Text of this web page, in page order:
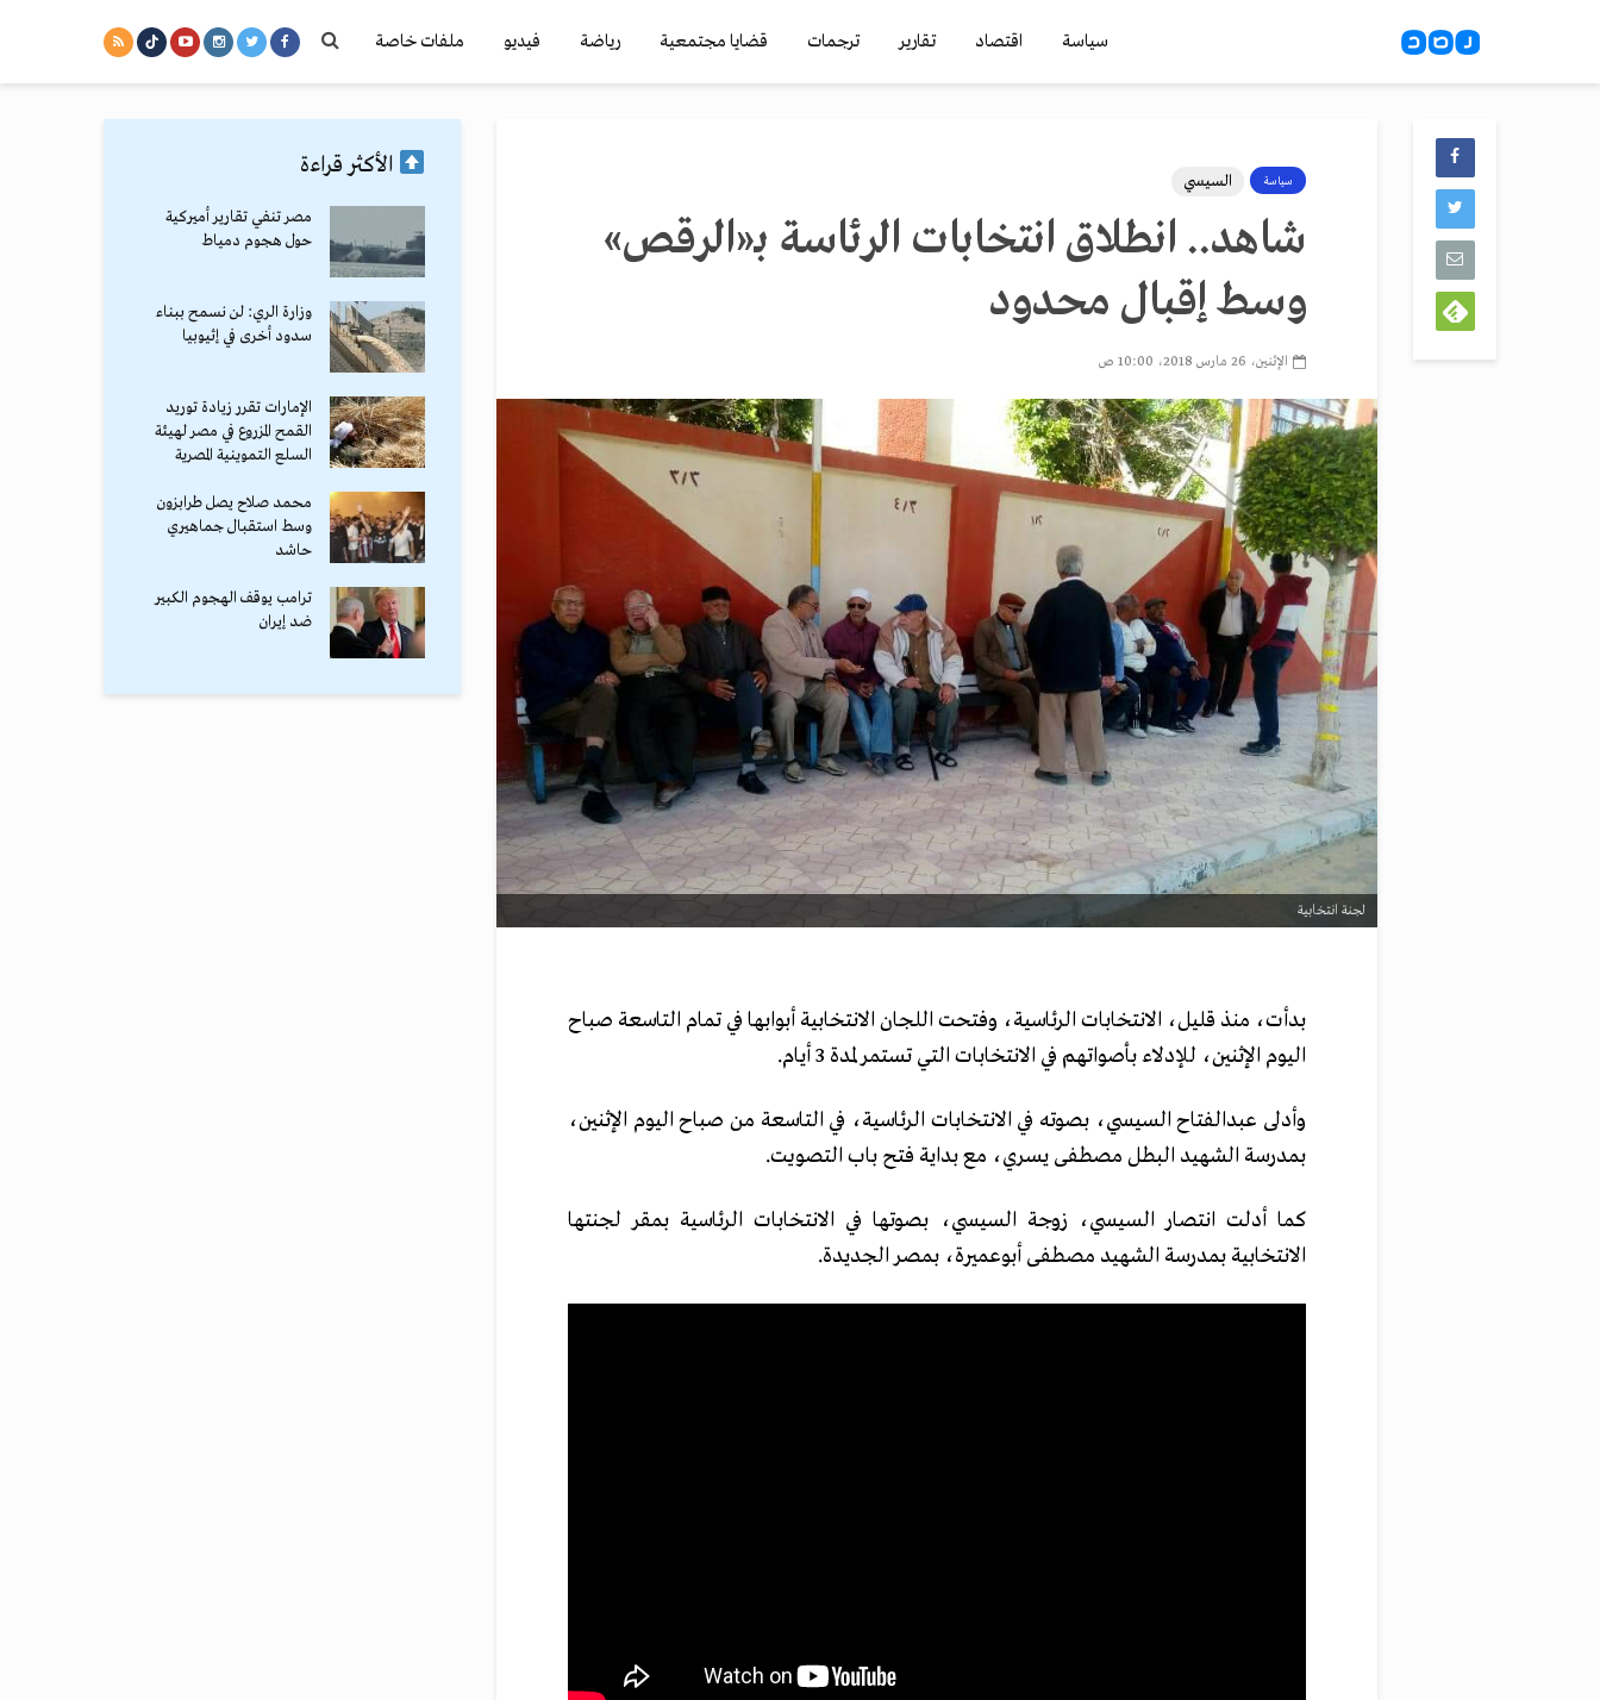
سياسة اقتصاد تقارير ترجمات قضايا مجتمعية رياضة فيديو ملفات خاصة
سياسة السيسي
شاهد.. انطلاق انتخابات الرئاسة بـ«الرقص»
وسط إقبال محدود
الإثنين، 26 مارس 2018، 10:00 ص
لجنة انتخابية
بدأت، منذ قليل، الانتخابات الرئاسية، وفتحت اللجان الانتخابية أبوابها في تمام التاسعة صباح
اليوم الإثنين، للإدلاء بأصواتهم في الانتخابات التي تستمر لمدة 3 أيام.
وأدلى عبدالفتاح السيسي، بصوته في الانتخابات الرئاسية، في التاسعة من صباح اليوم الإثنين،
بمدرسة الشهيد البطل مصطفى يسري، مع بداية فتح باب التصويت.
كما أدلت انتصار السيسي، زوجة السيسي، بصوتها في الانتخابات الرئاسية بمقر لجنتها
الانتخابية بمدرسة الشهيد مصطفى أبوعميرة، بمصر الجديدة.
الأكثر قراءة
مصر تنفي تقارير أميركية
حول هجوم دمياط
وزارة الري: لن نسمح ببناء
سدود أخرى في إثيوبيا
الإمارات تقرر زيادة توريد
القمح المزروع في مصر لهيئة
السلع التموينية المصرية
محمد صلاح يصل طرابزون
وسط استقبال جماهيري
حاشد
ترامب يوقف الهجوم الكبير
ضد إيران